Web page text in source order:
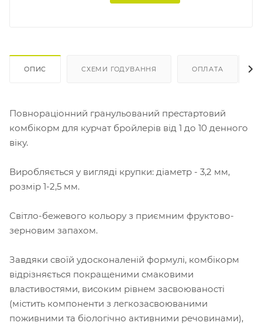
ОПИС СХЕМИ ГОДУВАННЯ ОПЛАТА
Повнораціонний гранульований престартовий
комбікорм для курчат бройлерів від 1 до 10 денного
віку.
Виробляється у вигляді крупки: діаметр - 3,2 мм,
розмір 1-2,5 мм.
Світло-бежевого кольору з приємним фруктово-
зерновим запахом.
Завдяки своїй удосконаленій формулі, комбікорм
відрізняється покращеними смаковими
властивостями, високим рівнем засвоюваності
(містить компоненти з легкозасвоюваними
поживними та біологічно активними речовинами),